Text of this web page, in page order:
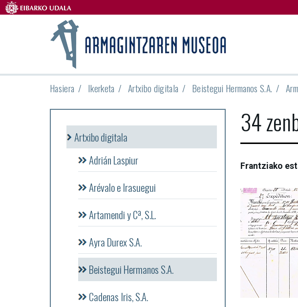
Hasiera Ikerketa Artxibo digitala Beistegui Hermanos S.A.
34
Frantziako
Artxibo digitala
Adrián Laspiur
Arévalo e Irasuegui
Artamendi y Cª, S.L.
Ayra Durex S.A.
Beistegui Hermanos S.A.
Cadenas Iris, S.A.